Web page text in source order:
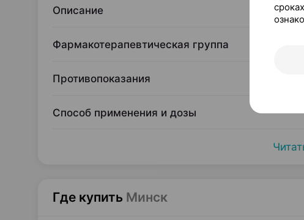
Описание
Фармакотерапевтическая группа
Противопоказания
Способ применения и дозы
Где купить Минск